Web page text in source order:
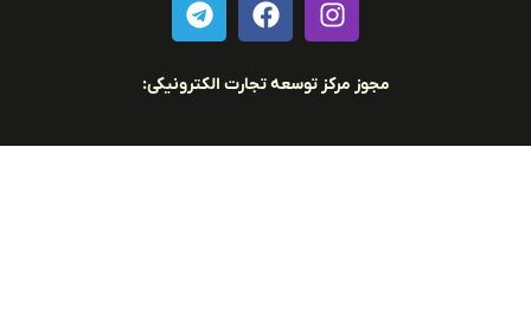
مجوز مرکز توسعه تجارت الکترونیکی: